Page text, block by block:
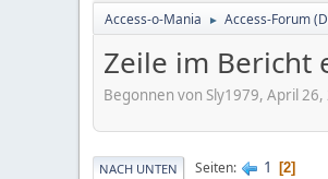
Access-o-Mania ► Access-Forum
Zeile im Bericht
Begonnen von Sly1979, April
NACH UNTEN Seiten 1 2